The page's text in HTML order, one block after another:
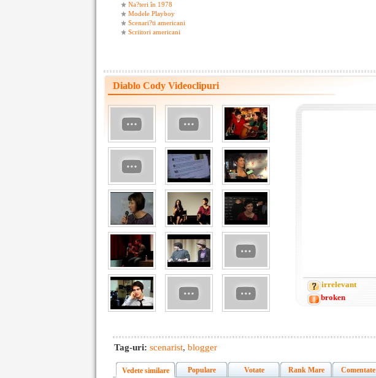
Na?teri în 1978
Modele Playboy
Scenari?ti americani
Scriitori americani
Diablo Cody Videoclipuri
irrelevant
broken
Tag-uri: scenarist, blogger
Vedete similare Populare Votate Rank Mare Comentate